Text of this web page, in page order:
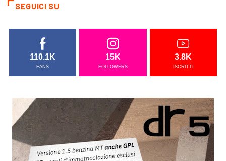
SEGUICI SU
110.1K
FANS
15K
FOLLOWERS
3.8K
ISCRITTI